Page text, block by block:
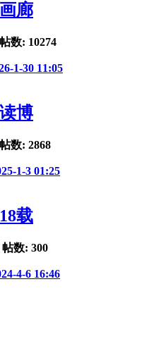
廊
数: 10274
1-30 11:05
博
数: 2868
1-3 01:25
载
数: 300
4-6 16:46